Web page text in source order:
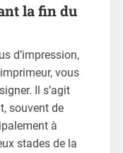
la fin du
d’impression,
vous
Il s’agit
souvent de
à
stades de la